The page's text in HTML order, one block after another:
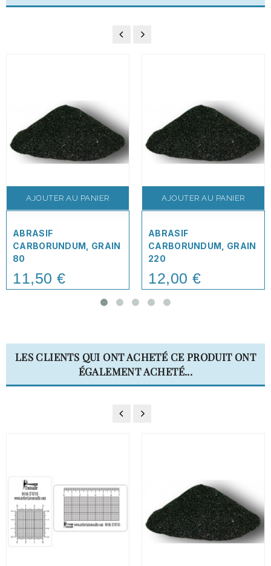
AJOUTER AU PANIER
ABRASIF
CARBORUNDUM, GRAIN
80
Price
11,50 €
AJOUTER AU PANIER
ABRASIF
CARBORUNDUM, GRAIN
220
Price
12,00 €
LES CLIENTS QUI ONT ACHETÉ CE PRODUIT ONT
ÉGALEMENT ACHETÉ...